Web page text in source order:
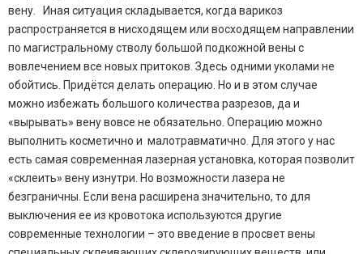
вену. Иная ситуация складывается, когда варикоз
распространяется в нисходящем или восходящем направлении
по магистральному стволу большой подкожной вены с
вовлечением все новых притоков. Здесь одними уколами не
обойтись. Придётся делать операцию. Но и в этом случае
можно избежать большого количества разрезов, да и
«вырывать» вену вовсе не обязательно. Операцию можно
выполнить косметично и малотравматично. Для этого у нас
есть самая современная лазерная установка, которая позволит
«склеить» вену изнутри. Но возможности лазера не
безграничны. Если вена расширена значительно, то для
выключения ее из кровотока используются другие
современные технологии – это введение в просвет вены